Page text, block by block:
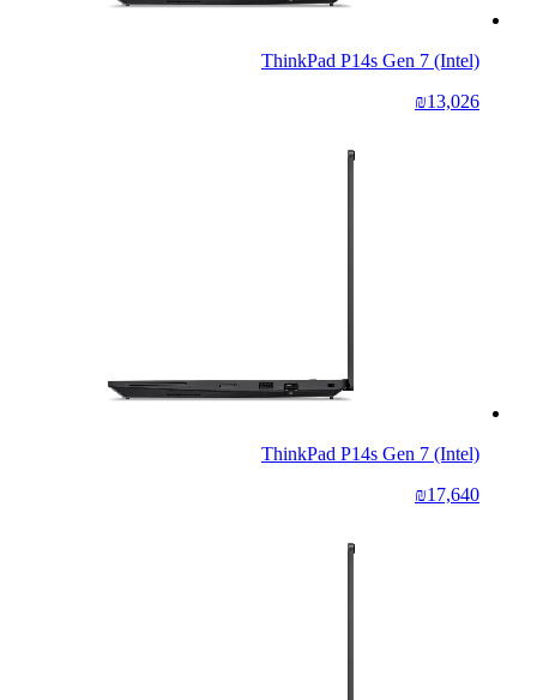
ThinkPad P14s Gen 7 (Intel)
₪13,026
ThinkPad P14s Gen 7 (Intel)
₪17,640